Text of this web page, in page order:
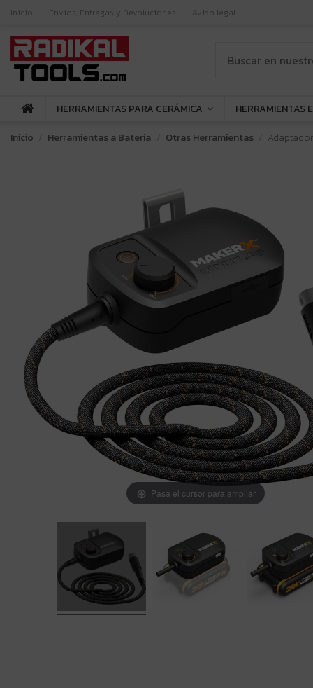
Inicio Envíos, Entregas y Devoluciones Aviso legal
HERRAMIENTAS PARA CERÁMICA HERRAMIENTAS
Inicio
Herramientas a Bateria Otras Herramientas
Pasa el cursor para ampliar